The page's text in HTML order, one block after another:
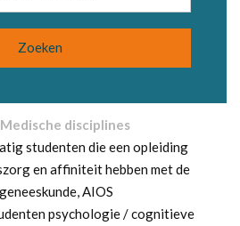
Medische disciplines
studenten die een opleiding
en affiniteit hebben met de
AIOS
psychologie / cognitieve